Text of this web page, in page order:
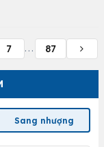
Sang nhượng
7 ... 87